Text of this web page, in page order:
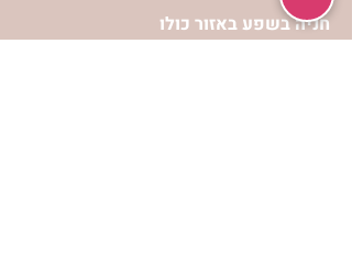
חניה בשפע באזור כולו